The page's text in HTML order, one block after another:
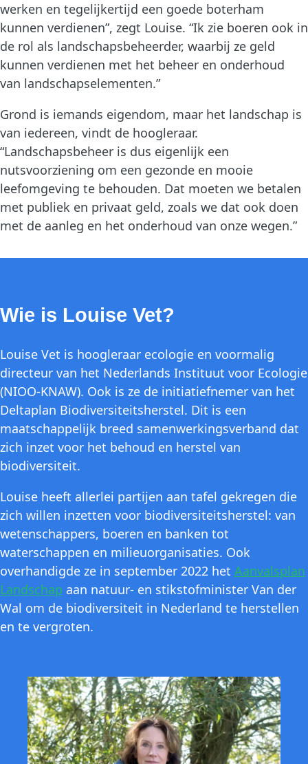
werken en tegelijkertijd een goede boterham
kunnen verdienen”, zegt Louise. “Ik zie boeren ook in
de rol als landschapsbeheerder, waarbij ze geld
kunnen verdienen met het beheer en onderhoud
van landschapselementen.”
Grond is iemands eigendom, maar het landschap is
van iedereen, vindt de hoogleraar.
“Landschapsbeheer is dus eigenlijk een
nutsvoorziening om een gezonde en mooie
leefomgeving te behouden. Dat moeten we betalen
met publiek en privaat geld, zoals we dat ook doen
met de aanleg en het onderhoud van onze wegen.”
Wie is Louise Vet?
Louise Vet is hoogleraar ecologie en voormalig
directeur van het Nederlands Instituut voor Ecologie
(NIOO-KNAW). Ook is ze de initiatiefnemer van het
Deltaplan Biodiversiteitsherstel. Dit is een
maatschappelijk breed samenwerkingsverband dat
zich inzet voor het behoud en herstel van
biodiversiteit.
Louise heeft allerlei partijen aan tafel gekregen die
zich willen inzetten voor biodiversiteitsherstel: van
wetenschappers, boeren en banken tot
waterschappen en milieuorganisaties. Ook
overhandigde ze in september 2022 het Aanvalsplan
Landschap aan natuur- en stikstofminister Van der
Wal om de biodiversiteit in Nederland te herstellen
en te vergroten.